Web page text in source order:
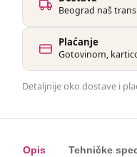
Beograd naš
Plaćanje
Gotovinom,
Detaljnije oko dostave i
Opis Tehničke